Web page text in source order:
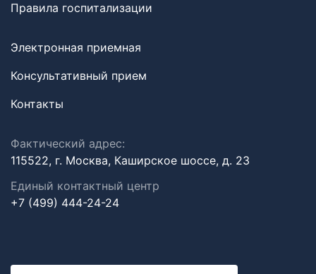
Правила госпитализации
Электронная приемная
Консультативный прием
Контакты
Фактический адрес:
115522, г. Москва, Каширское шоссе, д. 23
Единый контактный центр
+7 (499) 444-24-24